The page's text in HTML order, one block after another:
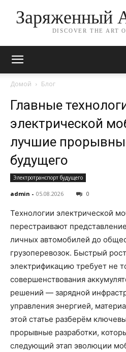
Заряженный
DISCOVER THE ART
Домой Блог
Главные
электрической
лучшие
будущего
Электротранспорт будущего
admin - 05.08.2026 0
Технологии электрической
перестраивают
личных автомобилей до
грузоперевозок. Быстрый
электрификацию требует не
совершенствования
решений — зарядной
управления энергией,
этой статье разберём
прорывные разработки,
следующий этап эволюции